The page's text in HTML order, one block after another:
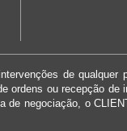
de qualquer
ordens ou recepção
negociação, o